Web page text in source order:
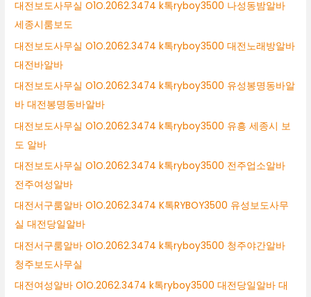
대전보도사무실 O1O.2062.3474 k톡ryboy3500 나성동밤알바
세종시룸보도
대전보도사무실 O1O.2062.3474 k톡ryboy3500 대전노래방알바
대전바알바
대전보도사무실 O1O.2062.3474 k톡ryboy3500 유성봉명동바알
바 대전봉명동바알바
대전보도사무실 O1O.2062.3474 k톡ryboy3500 유흥 세종시 보
도 알바
대전보도사무실 O1O.2062.3474 k톡ryboy3500 전주업소알바
전주여성알바
대전서구룸알바 O1O.2062.3474 K톡RYBOY3500 유성보도사무
실 대전당일알바
대전서구룸알바 O1O.2062.3474 k톡ryboy3500 청주야간알바
청주보도사무실
대전여성알바 O1O.2062.3474 k톡ryboy3500 대전당일알바 대